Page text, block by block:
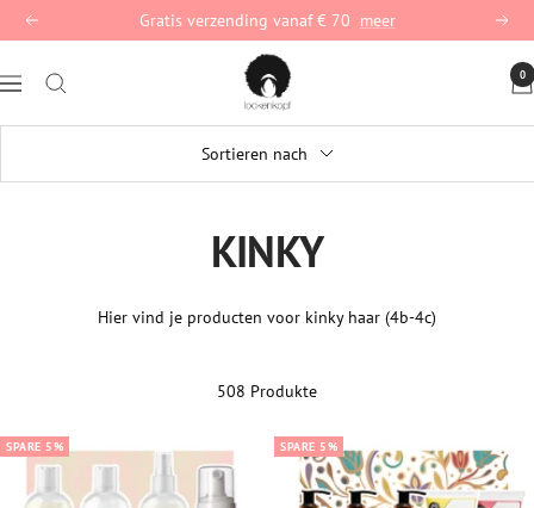
Direct
naar
de
inhoud
Terug Gratis verzending vanaf € 70 meer
Navigation
lockenkopf
Deutschland
0
Sortieren nach
KINKY
Hier vind je producten voor kinky haar (4b-4c)
508 Produkte
SPARE 5% SPARE 5%